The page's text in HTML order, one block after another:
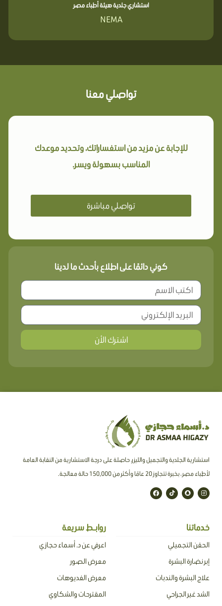
استشاري جلدية هيئة أطباء مصر
NEMA
تواصلي معنا
للإجابة عن مزيد من استفساراتك، وتحديد موعدك
المناسب بسهولة ويسر.
تواصلي مباشرة
كوني دائمًا على اطلاع بأحدث ما لدينا
اشترك الأن
استشارية الجلدية والتجميل والليزر، حاصلة على درجة الاستشارية من النقابة العامة
لأطباء مصر ، بخبرة تتجاوز 20 عامًا وأكثر من 150,000 حالة معالجة.
I
n
s
a
S
n
a
a
t
T
i
k
F
a
c
خدماتنا
الحقن التجميلي
إبر نضارة البشرة
علاج البشرة والندبات
الشد غير الجراحي
روابـط سريعة
اعرفي عن د. أسماء حجازي
معرض الصور
معرض الفديوهات
المقترحات والشكاوي